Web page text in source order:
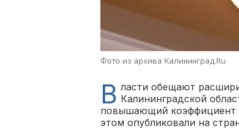
Фото из архива Калининград.Ru
В ласти обещают
Калининградской
повышающий коэффициент
этом опубликовали на